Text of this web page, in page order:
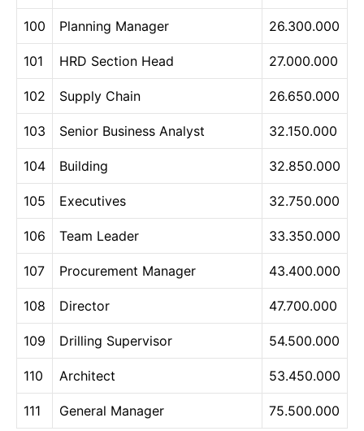
100 Planning Manager 26.300.000
101 HRD Section Head 27.000.000
102 Supply Chain 26.650.000
103 Senior Business Analyst 32.150.000
104 Building 32.850.000
105 Executives 32.750.000
106 Team Leader 33.350.000
107 Procurement Manager 43.400.000
108 Director 47.700.000
109 Drilling Supervisor 54.500.000
110 Architect 53.450.000
111 General Manager 75.500.000